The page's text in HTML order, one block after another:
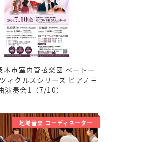
木市室内管弦楽団 ベートー
ィクルスシリーズ ピアノ三
演奏会1（7/10）
地域音楽 コーディネーター